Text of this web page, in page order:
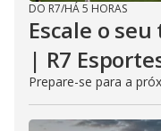
DO R7/HÁ 5 HORAS
Escale o
| R7
Prepare-se para a